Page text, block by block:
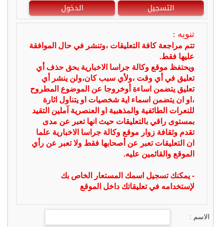
التسجيل الدخول
تنويه :
تتم مراجعة كافة التعليقات ،وتنشر في حال الموافقة
عليها فقط.
ويحتفظ موقع وكالة جراسا الاخبارية بحق حذف أي
تعليق في أي وقت ،ولأي سبب كان،ولن ينشر أي
تعليق يتضمن اساءة أوخروجا عن الموضوع المطروح
،او ان يتضمن اسماء اية شخصيات او يتناول اثارة
للنعرات الطائفية والمذهبية او العنصرية آملين التقيد
بمستوى راقي بالتعليقات حيث انها تعبر عن مدى
تقدم وثقافة زوار موقع وكالة جراسا الاخبارية علما
ان التعليقات تعبر عن أصحابها فقط ولا تعبر عن رأي
الموقع والقائمين عليه.
- يمكنك تسجيل اسمك المستعار الخاص بك
لإستخدامه في تعليقاتك داخل الموقع
الاسم :